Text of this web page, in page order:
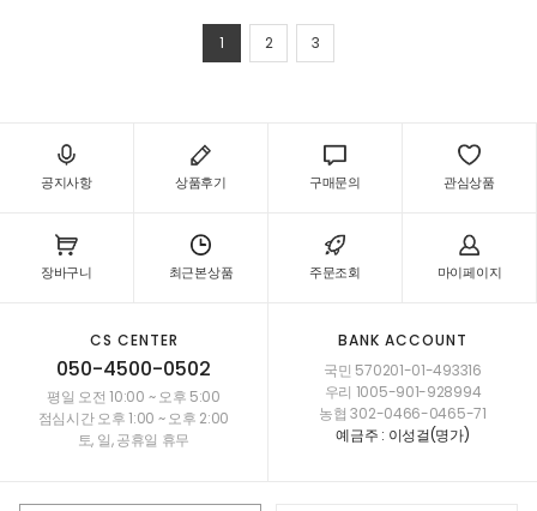
1 2 3
공지사항 상품후기 구매문의 관심상품
장바구니 최근본상품 주문조회 마이페이지
CS CENTER
050-4500-0502
평일 오전 10:00 ~ 오후 5:00
점심시간 오후 1:00 ~ 오후 2:00
토, 일, 공휴일 휴무
BANK ACCOUNT
국민 570201-01-493316
우리 1005-901-928994
농협 302-0466-0465-71
예금주 : 이성걸(명가)